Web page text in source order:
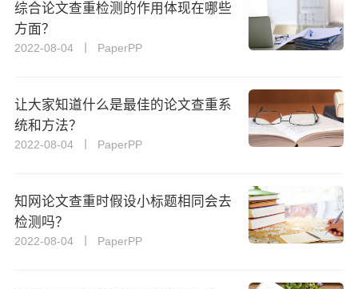
综合论文查重检测的作用体现在哪些
方面？
2022-08-04 丨 PaperPP
让大家知道什么是最佳的论文查重系
统和方法？
2022-08-04 丨 PaperPP
知网论文查重时假设小标题相同会去
检测吗？
2022-08-04 丨 PaperPP